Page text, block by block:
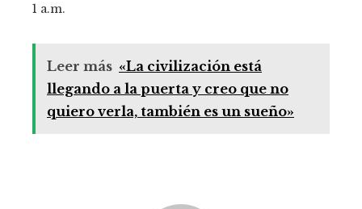
1 a.m.
Leer más «La civilización está
llegando a la puerta y creo que no
quiero verla, también es un sueño»